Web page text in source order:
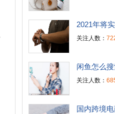
2021年将
关注人数：
闲鱼怎么
关注人数：
国内跨境